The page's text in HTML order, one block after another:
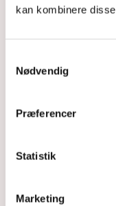
kan kombinere
Nødvendig
Præferencer
Statistik
Marketing